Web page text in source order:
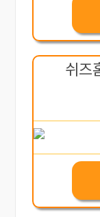
쉬즈